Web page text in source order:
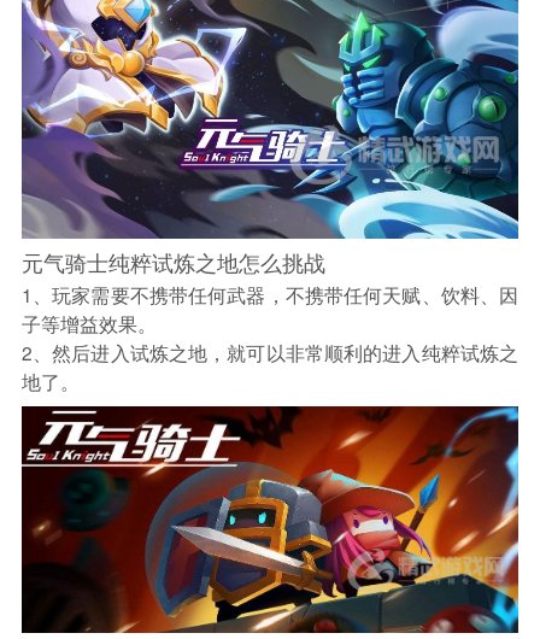
元气骑士纯粹试炼之地怎么挑战
1、玩家需要不携带任何武器，不携带任何天赋、饮料、因
子等增益效果。
2、然后进入试炼之地，就可以非常顺利的进入纯粹试炼之
地了。